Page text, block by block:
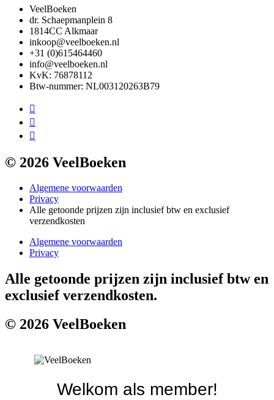
VeelBoeken
dr. Schaepmanplein 8
1814CC Alkmaar
inkoop@veelboeken.nl
+31 (0)615464460
info@veelboeken.nl
KvK: 76878112
Btw-nummer: NL003120263B79
© 2026 VeelBoeken
Algemene voorwaarden
Privacy
Alle getoonde prijzen zijn inclusief btw en exclusief
verzendkosten
Algemene voorwaarden
Privacy
Alle getoonde prijzen zijn inclusief btw en
exclusief verzendkosten.
© 2026 VeelBoeken
Welkom als member!